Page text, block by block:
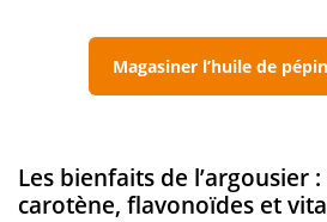
Magasiner l’huile de
Les bienfaits de l’argousier
carotène, flavonoïdes et